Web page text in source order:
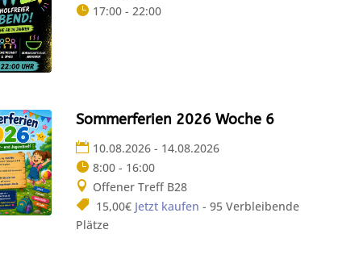
17:00 - 22:00
Sommerferien 2026 Woche 6
10.08.2026 - 14.08.2026
8:00 - 16:00
Offener Treff B28
15,00€ Jetzt kaufen - 95 Verbleibende
Plätze